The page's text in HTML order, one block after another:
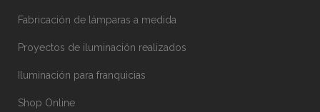
Fabricación de lámparas a medida
Proyectos de iluminación realizados
Iluminación para franquicias
Shop Online